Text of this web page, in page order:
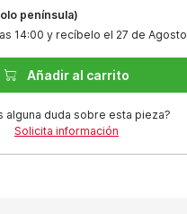
península)
14:00 y recíbelo el 27 de Agosto
Añadir al carrito
alguna duda sobre esta pieza?
Solicita información